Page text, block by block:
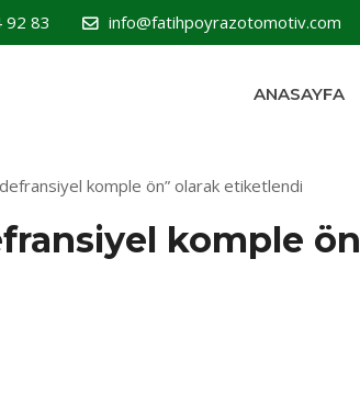
92 83 info@fatihpoyrazotomotiv.com
ANASAYFA
komple ön” olarak etiketlendi
komple ön